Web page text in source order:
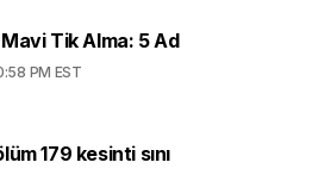
Tik Alma: 5 Ad
PM EST
179 kesinti sını